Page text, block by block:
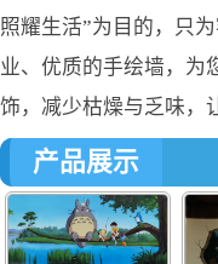
照耀生活”为目的，只
业、优质的手绘墙，为
饰，减少枯燥与乏味，
产品展示